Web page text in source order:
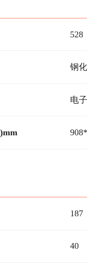
528
钢
电子
187
40